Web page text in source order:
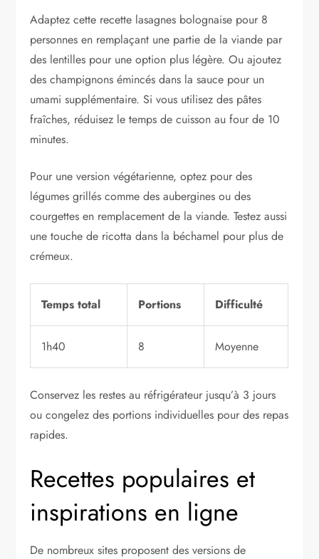
Adaptez cette recette lasagnes bolognaise pour 8
personnes en remplaçant une partie de la viande par
des lentilles pour une option plus légère. Ou ajoutez
des champignons émincés dans la sauce pour un
umami supplémentaire. Si vous utilisez des pâtes
fraîches, réduisez le temps de cuisson au four de 10
minutes.
Pour une version végétarienne, optez pour des
légumes grillés comme des aubergines ou des
courgettes en remplacement de la viande. Testez aussi
une touche de ricotta dans la béchamel pour plus de
crémeux.
Temps total Portions Difficulté
1h40 8 Moyenne
Conservez les restes au réfrigérateur jusqu’à 3 jours
ou congelez des portions individuelles pour des repas
rapides.
Recettes populaires et
inspirations en ligne
De nombreux sites proposent des versions de